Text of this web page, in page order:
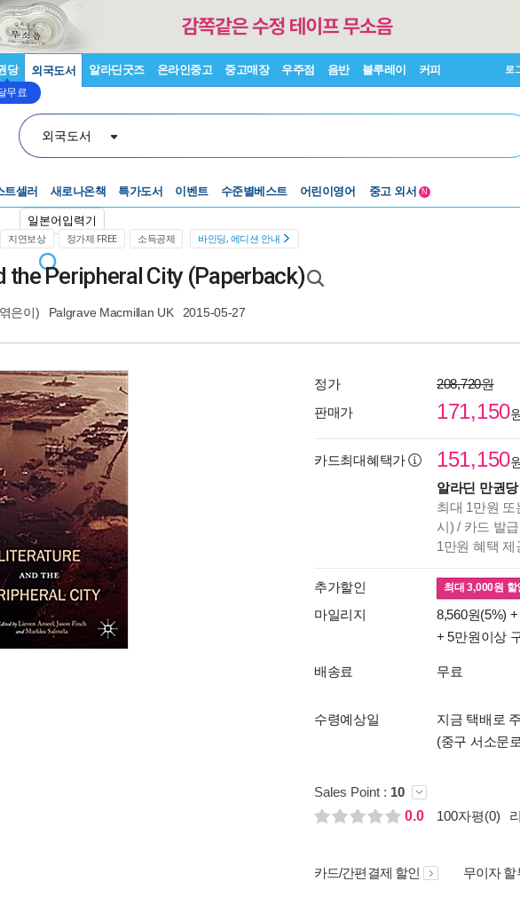
당
무료
외국도서 알라딘굿즈 온라인중고 중고매장 우주점 음반 블루레이 커피 로
외국도서
일본어입력기
트셀러 새로나온책 특가도서 이벤트
수준별베스트
수준별베스트
어린이영어
중고 외서
N
지연보상 정가제 FREE 소득공제 바인딩, 에디션 안내
the Peripheral City (Paperback)
은이) Palgrave Macmillan UK 2015-05-27
정가
208,720원
판매가
171,150
카드최대혜택가 151,150
알라딘 만권
최대 1만원 또
시) / 카드 발
1만원 혜택 제
추가할인 최대3,000원 할
마일리지 8,560원(5%) +
+ 5만원이상
배송료 무료
수령예상일
지금 택배로
(중구 서소문
Sales Point : 10
0.0
100자평(0)
카드/간편결제 할인 무이자 할